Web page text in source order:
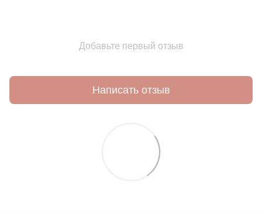
Добавьте первый отзыв
Написать отзыв